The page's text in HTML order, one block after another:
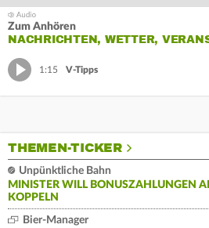
Zum Anhören
NACHRICHTEN, WETTER,
1:15 V-Tipps
THEMEN-TICKER
Unpünktliche Bahn
MINISTER WILL BONUSZAHLUNGEN
KOPPELN
Bier-Manager